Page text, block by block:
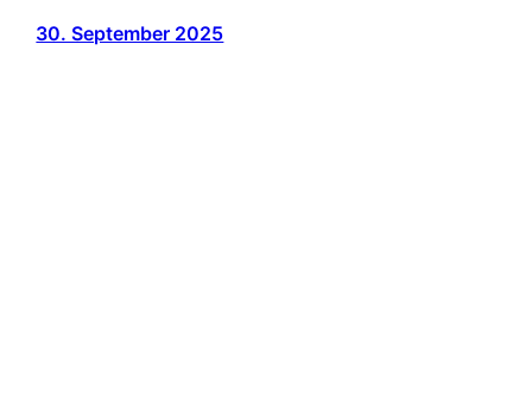
30. September 2025